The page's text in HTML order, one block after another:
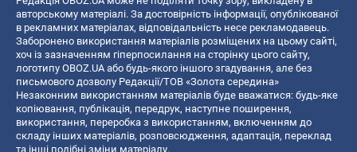
авторському матеріалі. За достовірність інформації, опублікованої
в рекламних матеріалах, відповідальність несе рекламодавець.
Заборонено використання матеріалів розміщених на цьому сайті,
хоч із зазначенням гіперпосилання на сторінку цього сайту,
логотипу OBOZ.UA або будь-якого іншого згадування, але без
письмового дозволу Редакції/ТОВ «Золота середина»
Незаконним використанням матеріалів буде вважатися: будь-яке
копiювання, публiкацiя, передрук, наступне поширення,
використання, переробка з використанням, включенням до
складу інших матеріалів, розповсюдження, адаптація, переклад
та інші подібні зміни матеріалу.